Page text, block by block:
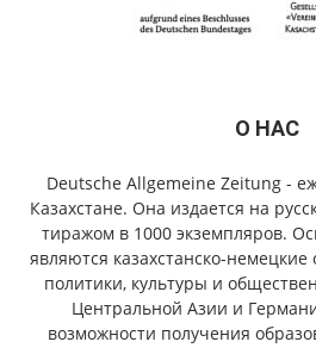
О НАС
Deutsche Allgemeine Zeitung -
Казахстане. Она издается на
тиражом в 1000 экземпляров.
являются казахстанско-
политики, культуры и
Центральной Азии и
возможности получения